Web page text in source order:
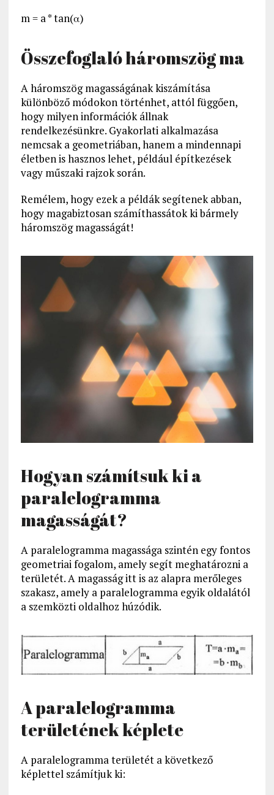
m = a * tan(α)
Összefoglaló háromszög ma
A háromszög magasságának kiszámítása
különböző módokon történhet, attól függően,
hogy milyen információk állnak
rendelkezésünkre. Gyakorlati alkalmazása
nemcsak a geometriában, hanem a mindennapi
életben is hasznos lehet, például építkezések
vagy műszaki rajzok során.
Remélem, hogy ezek a példák segítenek abban,
hogy magabiztosan számíthassátok ki bármely
háromszög magasságát!
Hogyan számítsuk ki a
paralelogramma
magasságát?
A paralelogramma magassága szintén egy fontos
geometriai fogalom, amely segít meghatározni a
területét. A magasság itt is az alapra merőleges
szakasz, amely a paralelogramma egyik oldalától
a szemközti oldalhoz húzódik.
A paralelogramma
területének képlete
A paralelogramma területét a következő
képlettel számítjuk ki: